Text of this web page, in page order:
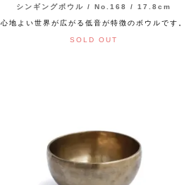
シンギングボウル / No.168 / 17.8cm
心地よい世界が広がる低音が特徴のボウルです。
SOLD OUT